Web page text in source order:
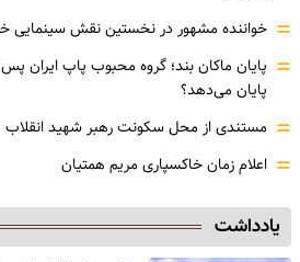
= خواننده مشهور در نخستین نقش
= پایان ماکان بند؛ گروه محبوب پاپ ایران
پایان می‌دهد؟
= مستندی از محل سکونت رهبر شهید انقلاب
= اعلام زمان خاکسپاری مریم همتیان
یادداشت